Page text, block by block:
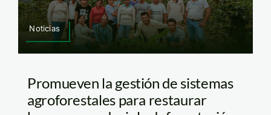
Noticias
Promueven la gestión de sistemas
agroforestales para restaurar